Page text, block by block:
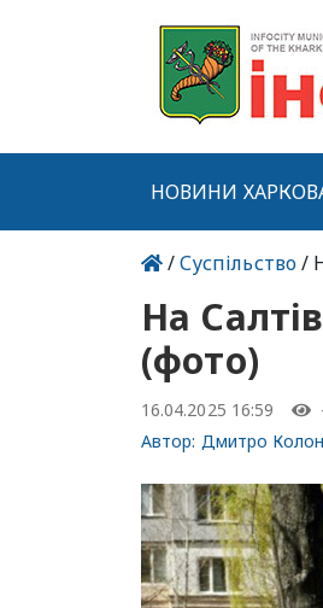
НОВИНИ
/Суспільство/
На
(фото)
16.04.2025 16:59
Автор: Дмитро